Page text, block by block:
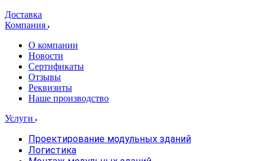
Доставка
Компания
О компании
Новости
Сертификаты
Отзывы
Реквизиты
Наше производство
Услуги
Проектирование модульных зданий
Логистика